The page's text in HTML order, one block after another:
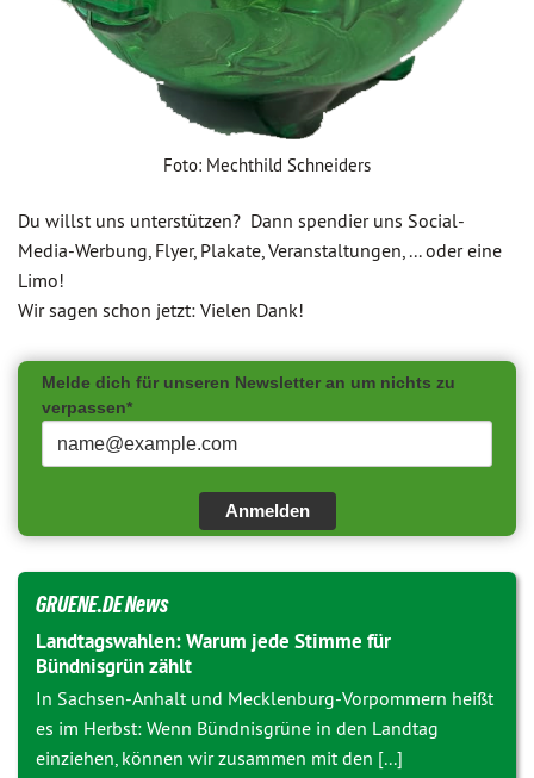
Foto: Mechthild Schneiders
Du willst uns unterstützen? Dann spendier uns Social-
Media-Werbung, Flyer, Plakate, Veranstaltungen, ... oder eine
Limo!
Wir sagen schon jetzt: Vielen Dank!
Melde dich für unseren Newsletter an um nichts zu
verpassen*
Anmelden
GRUENE.DE News
Landtagswahlen: Warum jede Stimme für
Bündnisgrün zählt
In Sachsen-Anhalt und Mecklenburg-Vorpommern heißt
es im Herbst: Wenn Bündnisgrüne in den Landtag
einziehen, können wir zusammen mit den [...]